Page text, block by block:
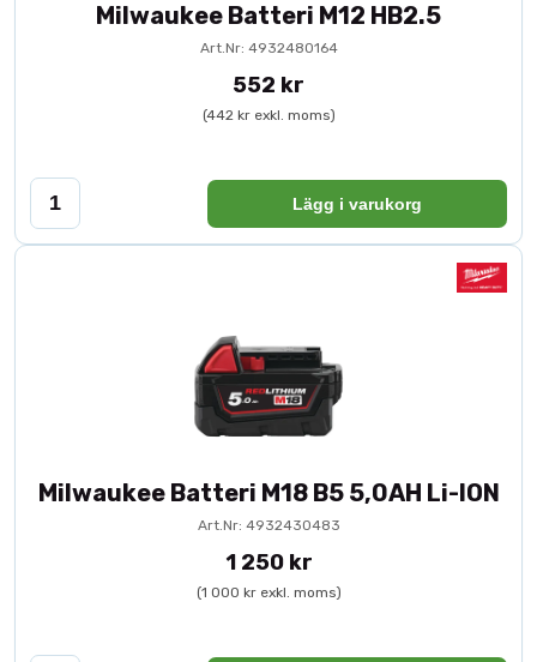
Milwaukee Batteri M12 HB2.5
Art.Nr: 4932480164
552 kr
(442 kr exkl. moms)
Lägg i varukorg
Milwaukee Batteri M18 B5 5,0AH Li-ION
Art.Nr: 4932430483
1 250 kr
(1 000 kr exkl. moms)